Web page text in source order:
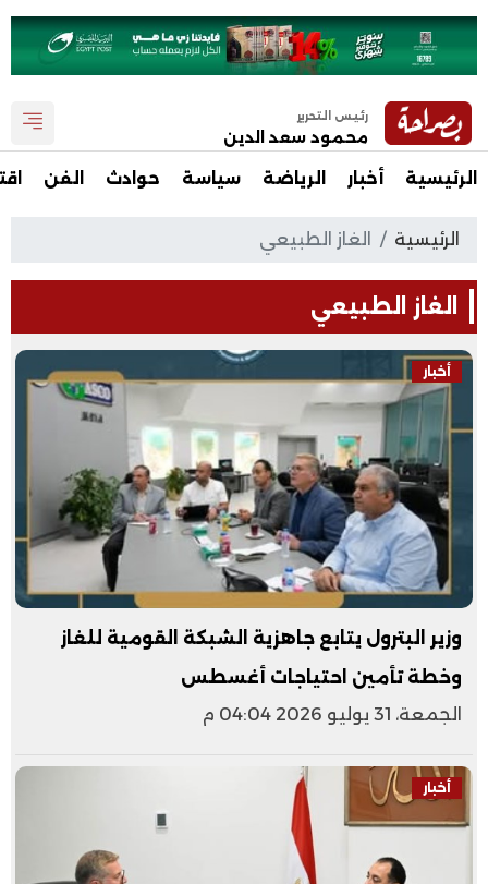
رئيس التحرير
محمود سعد الدين
الرئيسية أخبار الرياضة سياسة حوادث الفن
الرئيسية الغاز الطبيعي
الغاز الطبيعي
أخبار
وزير البترول يتابع جاهزية الشبكة القومية للغاز
وخطة تأمين احتياجات أغسطس
الجمعة، 31 يوليو 2026 04:04 م
أخبار